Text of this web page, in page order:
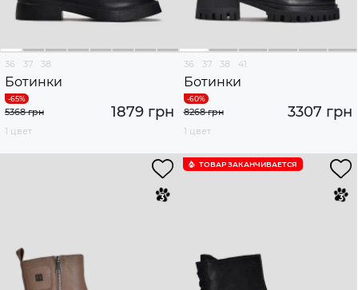
36 37 38
Ботинки
1879 грн
5368 грн
1 цвет
36 37 38 41
Ботинки
3307 грн
8268 грн
1 цвет
ТОВАР ЗАКАНЧИВАЕТСЯ